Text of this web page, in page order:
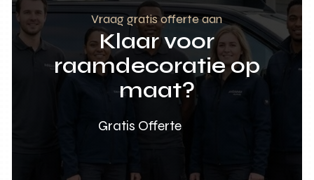
Vraag gratis offerte aan
Klaar voor
raamdecoratie op
maat?
Gratis Offerte